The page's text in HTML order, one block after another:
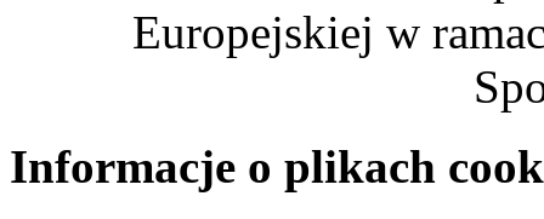
Europejskiej w
Informacje o plikach